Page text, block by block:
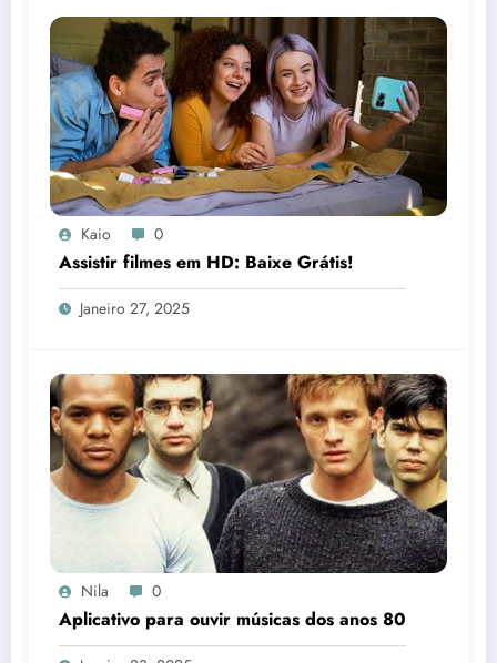
Kaio 0
Assistir filmes em HD: Baixe Grátis!
Janeiro 27, 2025
Nila 0
Aplicativo para ouvir músicas dos anos 80